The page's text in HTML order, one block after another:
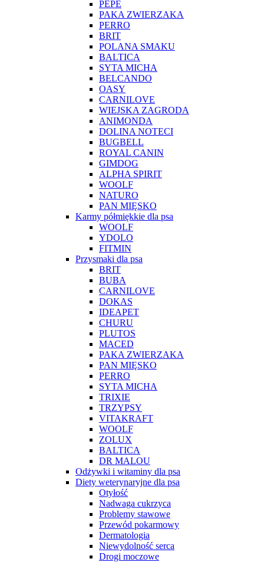
PEPE
PAKA ZWIERZAKA
PERRO
BRIT
POLANA SMAKU
BALTICA
SYTA MICHA
BELCANDO
OASY
CARNILOVE
WIEJSKA ZAGRODA
ANIMONDA
DOLINA NOTECI
BUGBELL
ROYAL CANIN
GIMDOG
ALPHA SPIRIT
WOOLF
NATURO
PAN MIĘSKO
Karmy półmiękkie dla psa
WOOLF
YDOLO
FITMIN
Przysmaki dla psa
BRIT
BUBA
CARNILOVE
DOKAS
IDEAPET
CHURU
PLUTOS
MACED
PAKA ZWIERZAKA
PAN MIĘSKO
PERRO
SYTA MICHA
TRIXIE
TRZYPSY
VITAKRAFT
WOOLF
ZOLUX
BALTICA
DR MALOU
Odżywki i witaminy dla psa
Diety weterynaryjne dla psa
Otyłość
Nadwaga cukrzyca
Problemy stawowe
Przewód pokarmowy
Dermatologia
Niewydolność serca
Drogi moczowe